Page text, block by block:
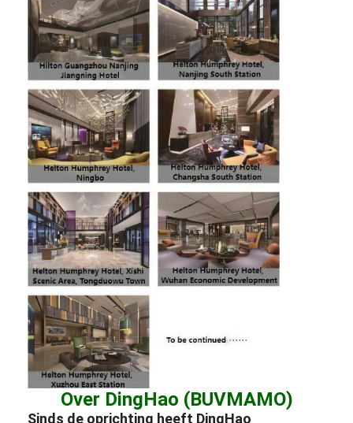
Over DingHao (BUVMAMO)
Sinds de oprichting heeft DingHao